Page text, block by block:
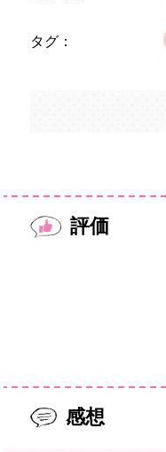
タグ：
評価
感想